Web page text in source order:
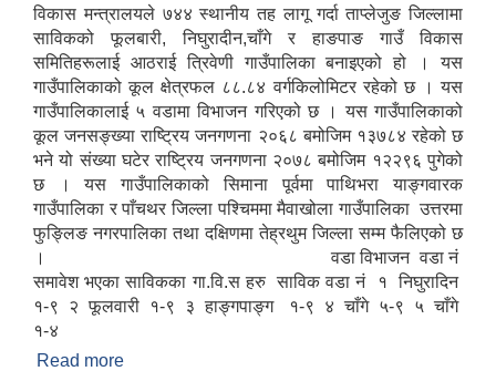
विकास मन्त्रालयले ७४४ स्थानीय तह लागू गर्दा ताप्लेजुङ जिल्लामा
साविकको फूलबारी, निघुरादीन,चाँगे र हाङपाङ गाउँ विकास
समितिहरूलाई आठराई त्रिवेणी गाउँपालिका बनाइएको हो । यस
गाउँपालिकाको कूल क्षेत्रफल ८८.८४ वर्गकिलोमिटर रहेको छ । यस
गाउँपालिकालाई ५ वडामा विभाजन गरिएको छ । यस गाउँपालिकाको
कूल जनसङ्ख्या राष्ट्रिय जनगणना २०६८ बमोजिम १३७८४ रहेको छ
भने यो संख्या घटेर राष्ट्रिय जनगणना २०७८ बमोजिम १२२९६ पुगेको
छ । यस गाउँपालिकाको सिमाना पूर्वमा पाथिभरा याङ्गवारक
गाउँपालिका र पाँचथर जिल्ला पश्चिममा मैवाखोला गाउँपालिका उत्तरमा
फुङ्लिङ नगरपालिका तथा दक्षिणमा तेह्रथुम जिल्ला सम्म फैलिएको छ
। वडा विभाजन वडा नं
समावेश भएका साविकका गा.वि.स हरु साविक वडा नं १ निघुरादिन
१-९ २ फूलवारी १-९ ३ हाङ्गपाङ्ग १-९ ४ चाँगे ५-९ ५ चाँगे
१-४
Read more